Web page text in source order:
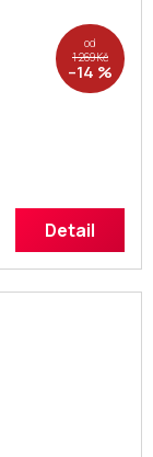
od
1 269 Kč
–14 %
Detail